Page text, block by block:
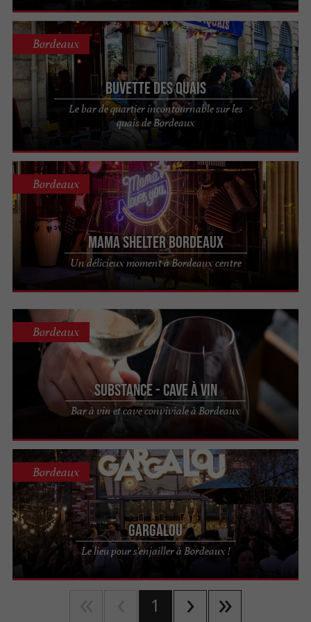
Buvette Des Quais
Le bar de quartier incontournable sur les
quais de Bordeaux
Bordeaux
Mama Shelter Bordeaux
Un délicieux moment à Bordeaux centre
Bordeaux
Substance - Cave à vin
Bar à vin et cave conviviale à Bordeaux
Bordeaux
Gargalou
Le lieu pour s'enjailler à Bordeaux !
Bordeaux
1